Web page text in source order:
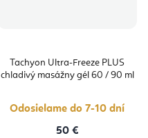
Tachyon Ultra-Freeze PLUS
chladivý masážny gél 60 / 90 ml
Odosielame do 7-10 dní
50 €